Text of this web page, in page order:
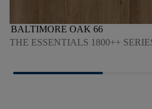
BALTIMORE OAK 66
THE ESSENTIALS 1800++